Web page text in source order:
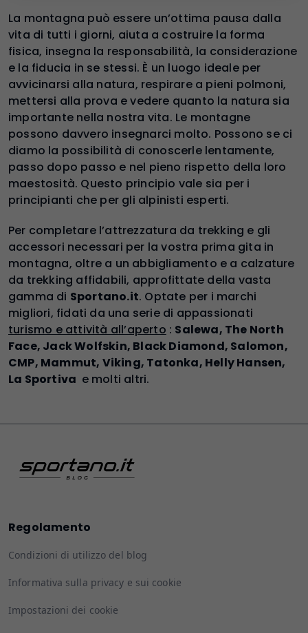
La montagna può essere un’ottima pausa dalla
vita di tutti i giorni, aiuta a costruire la forma
fisica, insegna la responsabilità, la considerazione
e la fiducia in se stessi. È un luogo ideale per
avvicinarsi alla natura, respirare a pieni polmoni,
mettersi alla prova e vedere quanto la natura sia
importante nella nostra vita. Le montagne
possono davvero insegnarci molto. Possono se ci
diamo la possibilità di conoscerle lentamente,
passo dopo passo e nel pieno rispetto della loro
maestosità. Questo principio vale sia per i
principianti che per gli alpinisti esperti.
Per completare l’attrezzatura da trekking e gli
accessori necessari per la vostra prima gita in
montagna, oltre a un abbigliamento e a calzature
da trekking affidabili, approfittate della vasta
gamma di Sportano.it. Optate per i marchi
migliori, fidati da una serie di appassionati
turismo e attività all’aperto : Salewa, The North
Face, Jack Wolfskin, Black Diamond, Salomon,
CMP, Mammut, Viking, Tatonka, Helly Hansen,
La Sportiva e molti altri.
Regolamento
Condizioni di utilizzo del blog
Informativa sulla privacy e sui cookie
Impostazioni dei cookie